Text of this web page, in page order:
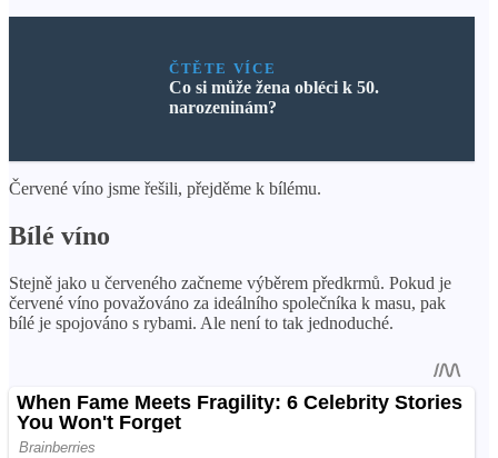
ČTĚTE VÍCE
Co si může žena obléci k 50.
narozeninám?
Červené víno jsme řešili, přejděme k bílému.
Bílé víno
Stejně jako u červeného začneme výběrem předkrmů. Pokud je
červené víno považováno za ideálního společníka k masu, pak
bílé je spojováno s rybami. Ale není to tak jednoduché.